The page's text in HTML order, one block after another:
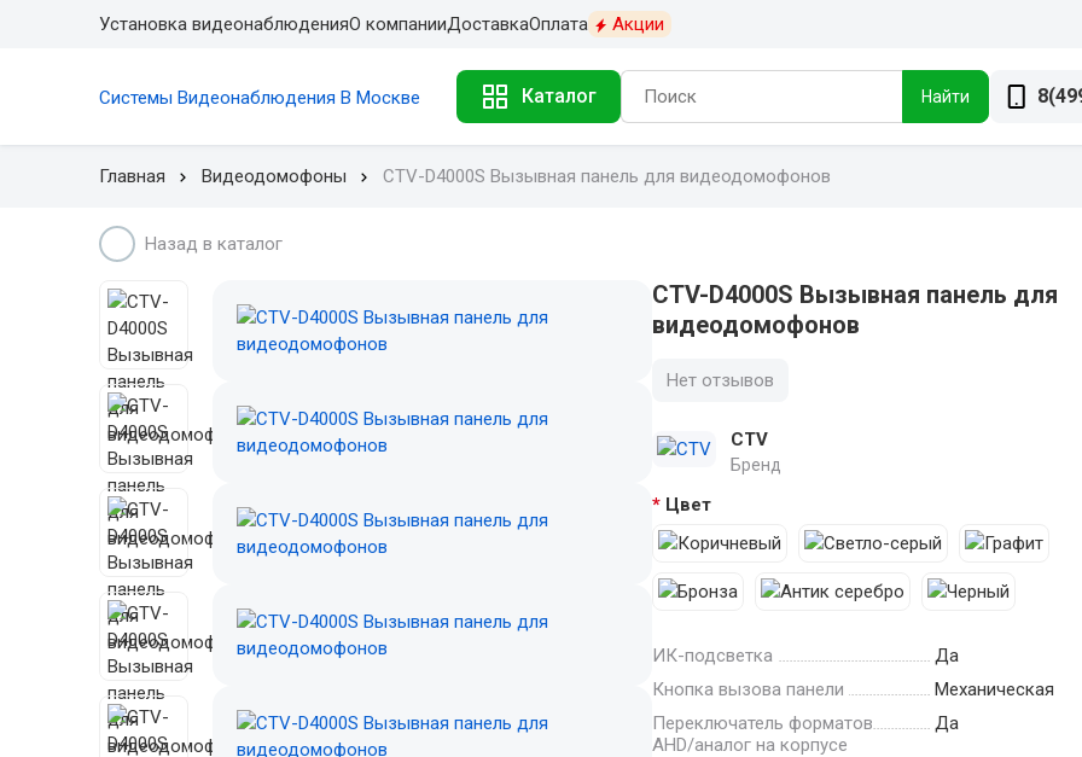
Установка видеонаблюденияО компанииДоставкаОплата Акции
Системы Видеонаблюдения В Москве Каталог Найти
Главная Видеодомофоны CTV-D4000S Вызывная панель для видеодомофонов
Назад в каталог
CTV-D4000S Вызывная панель для
видеодомофонов
Нет отзывов
CTV
Бренд
Цвет
ИК-подсветка
Да
Кнопка вызова панели
Механическая
Переключатель форматов
AHD/аналог на корпусе
Да